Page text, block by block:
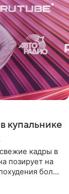
купальнике
кадры в
позирует на
более